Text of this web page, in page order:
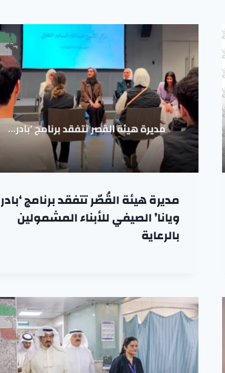
مديرة هيئة القُصّر تتفقد برنامج ‘بادر
ويانا’ الصيفي للأبناء المشمولين
بالرعاية